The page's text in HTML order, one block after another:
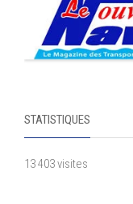
STATISTIQUES
13 403 visites